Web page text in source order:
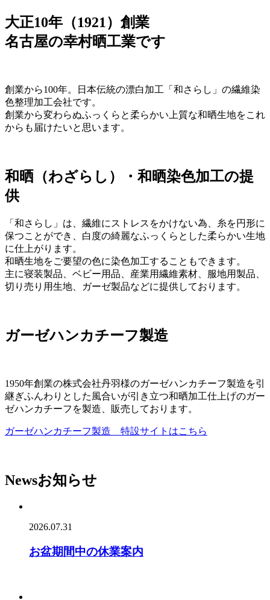
大正10年（1921）創業
名古屋の幸村晒工業です
創業から100年。日本伝統の漂白加工「和さらし」の繊維染
色整理加工会社です。
創業から変わらぬふっくらと柔らかい上質な和晒生地をこれ
からも届けたいと思います。
和晒（わざらし）・和晒染色加工の提
供
「和さらし」は、繊維にストレスをかけない為、糸を円形に
保つことができ、白度の綺麗なふっくらとした柔らかい生地
に仕上がります。
和晒生地をご要望の色に染色加工することもできます。
主に寝装製品、ベビー用品、産業用繊維素材、服地用製品、
切り売り用生地、ガーゼ製品などに提供しております。
ガーゼハンカチーフ製造
1950年創業の株式会社丹羽様のガーゼハンカチーフ製造を引
継ぎふんわりとした風合いが引き立つ和晒加工仕上げのガー
ゼハンカチーフを製造、販売しております。
ガーゼハンカチーフ製造 特設サイトはこちら
Newsお知らせ
2026.07.31
お盆期間中の休業案内